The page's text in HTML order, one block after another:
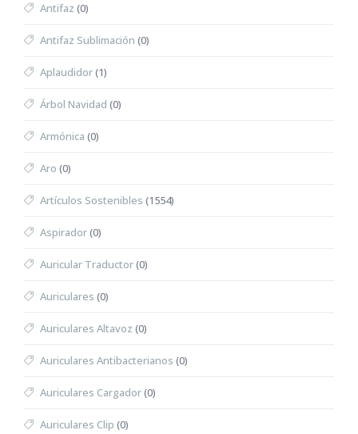
Antifaz (0)
Antifaz Sublimación (0)
Aplaudidor(1)
Árbol Navidad (0)
Armónica (0)
Aro (0)
Artículos Sostenibles (1554)
Aspirador(0)
Auricular Traductor(0)
Auriculares (0)
Auriculares Altavoz (0)
Auriculares Antibacterianos (0)
Auriculares Cargador(0)
Auriculares Clip (0)